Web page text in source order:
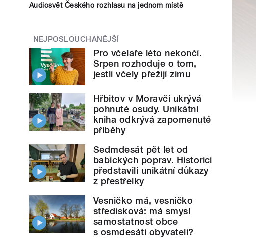
Audiosvět Českého rozhlasu na jednom místě
NEJPOSLOUCHANĚJŠÍ
Pro včelaře léto nekončí.
Srpen rozhoduje o tom,
jestli včely přežijí zimu
Hřbitov v Moravči ukrývá
pohnuté osudy. Unikátní
kniha odkrývá zapomenuté
příběhy
Sedmdesát pět let od
babických poprav. Historici
představili unikátní důkazy
z přestřelky
Vesničko má, vesničko
středisková: má smysl
samostatnost obce
s osmdesáti obyvateli?